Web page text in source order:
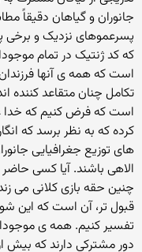
جانوران و گیاهان دقیقاً
پسرعموهای نزدیک و برخی
که کد ژنتیک در تمام
است که همه ی آنها
تکامل چنان متقاعد کننده
است که فرض کنیم که خدا
کرده که به نظر برسد که
های توزیع جغرافیایی
الاهی باشند. آیا کسی
چنین حقه بازی کلانی می
قبول تر، آن است که این
تفسیر کنیم. همه ی